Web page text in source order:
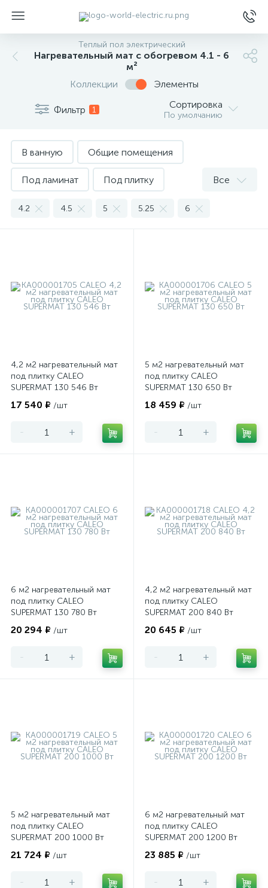
Теплый пол электрический
Нагревательный мат c обогревом 4.1 - 6
м²
Коллекции
Элементы
Фильтр 1 Сортировка
По умолчанию
В ванную Общие помещения
Под ламинат Под плитку
Экранированный Обогрев 0.4 - 2 м²
Обогрев 12.1 - 16 м² Обогрев 16.1 - 20 м²
Все
4.2 4.5 5 5.25 6
4,2 м2 нагревательный мат
под плитку CALEO
SUPERMAT 130 546 Вт
17 540 ₽ /шт
- +
5 м2 нагревательный мат
под плитку CALEO
SUPERMAT 130 650 Вт
18 459 ₽ /шт
- +
6 м2 нагревательный мат
под плитку CALEO
SUPERMAT 130 780 Вт
20 294 ₽ /шт
- +
4,2 м2 нагревательный мат
под плитку CALEO
SUPERMAT 200 840 Вт
20 645 ₽ /шт
- +
5 м2 нагревательный мат
под плитку CALEO
SUPERMAT 200 1000 Вт
21 724 ₽ /шт
- +
6 м2 нагревательный мат
под плитку CALEO
SUPERMAT 200 1200 Вт
23 885 ₽ /шт
- +